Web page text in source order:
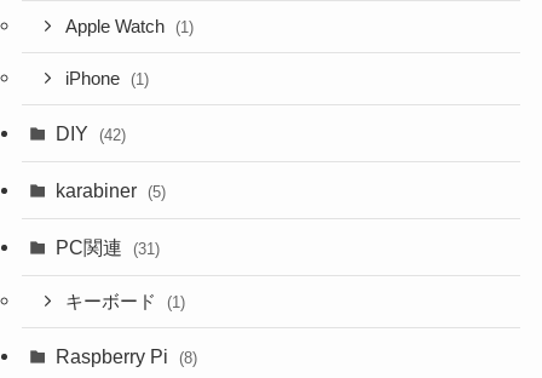
Apple Watch (1)
iPhone (1)
DIY (42)
karabiner (5)
PC関連 (31)
キーボード (1)
Raspberry Pi (8)